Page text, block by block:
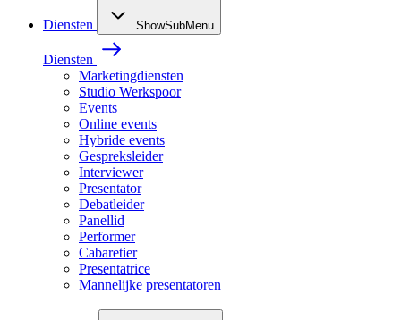
Diensten ShowSubMenu
Diensten
Marketingdiensten
Studio Werkspoor
Events
Online events
Hybride events
Gespreksleider
Interviewer
Presentator
Debatleider
Panellid
Performer
Cabaretier
Presentatrice
Mannelijke presentatoren